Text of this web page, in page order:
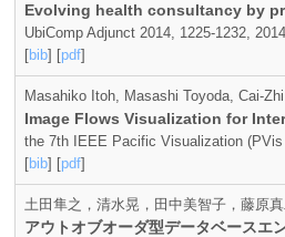
Evolving health consultancy by
UbiComp Adjunct 2014, 1225-1232, 2014
[bib] [pdf]
Masahiko Itoh, Masashi Toyoda, Cai-
Image Flows Visualization for
the 7th IEEE Pacific Visualization (PVis
[bib] [pdf]
土田隼之，清水晃，田中美智子，藤原
アウトオブオーダ型データベースエ